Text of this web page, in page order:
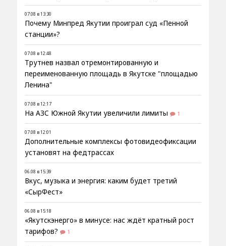
07.08 в 13:30
Почему Минпред Якутии проиграл суд «Пенной
станции»?
07.08 в 12:48
Трутнев назвал отремонтированную и
переименованную площадь в Якутске "площадью
Ленина"
07.08 в 12:17
На АЗС Южной Якутии увеличили лимиты 1
07.08 в 12:01
Дополнительные комплексы фотовидеофиксации
установят на федтрассах
06.08 в 15:39
Вкус, музыка и энергия: каким будет третий
«СырФест»
06.08 в 15:18
«Якутскэнерго» в минусе: нас ждёт кратный рост
тарифов?
1